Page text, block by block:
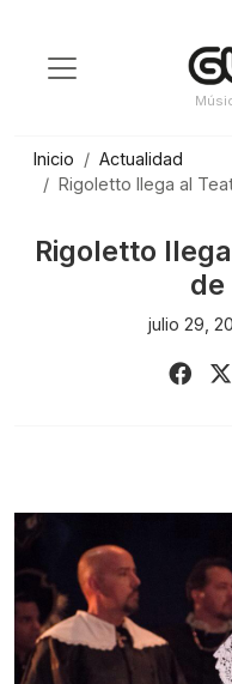
contenido
Inicio
Actualidad
Rigoletto llega al
Rigoletto
de
julio 29,
Share